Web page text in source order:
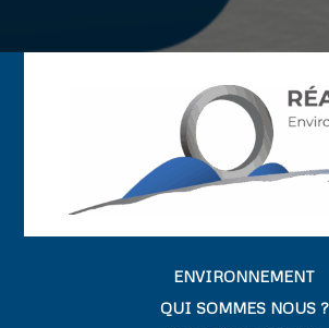
ENVIRONNEMENT
QUI SOMMES NOUS ?